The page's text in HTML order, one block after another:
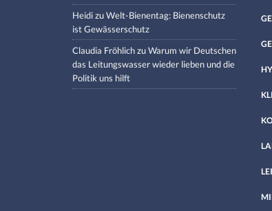
HeidizuWelt-Bienentag: Bienenschutz
ist Gewässerschutz
Claudia FröhlichzuWarum wir Deutschen
das Leitungswasser wieder lieben und die
Politik uns hilft